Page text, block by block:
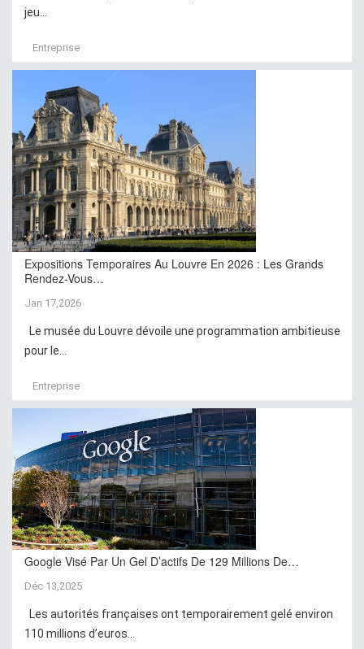
jeu...
Entreprise
Expositions Temporaires Au Louvre En 2026 : Les Grands
Rendez-Vous…
Jan 17,2026
Le musée du Louvre dévoile une programmation ambitieuse
pour le...
Entreprise
Google Visé Par Un Gel D’actifs De 129 Millions De…
Déc 13,2025
Les autorités françaises ont temporairement gelé environ
110 millions d’euros...